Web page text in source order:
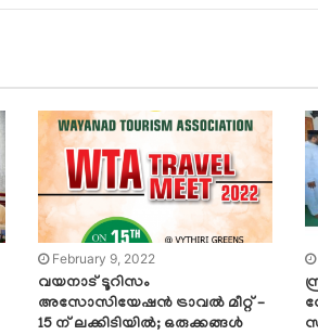
February 9, 2022
വയനാട് ടൂറിസം
അസോസിയേഷൻ ട്രാവൽ മീറ്റ് –
15 ന് ലക്കിടിയിൽ; ഒരുക്കങ്ങൾ